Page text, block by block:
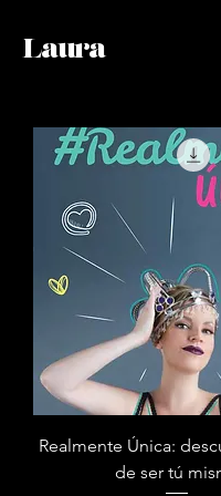
Laura
Realmente Única:
de ser tú